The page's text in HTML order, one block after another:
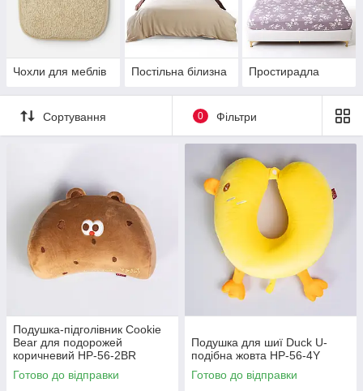
Чохли для меблів Постільна білизна Простирадла
Сортування 0 Фільтри
Подушка-підголівник Cookie
Bear для подорожей
коричневий HP-56-2BR
Готово до відправки
Подушка для шиї Duck U-
подібна жовта HP-56-4Y
Готово до відправки